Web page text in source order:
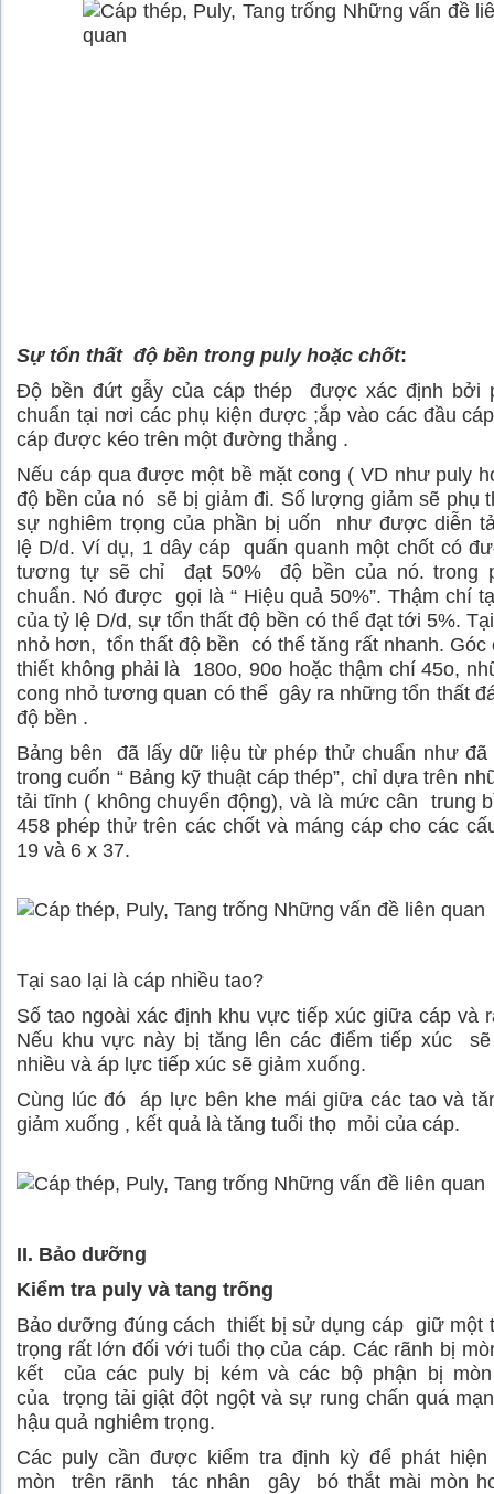
Sự tổn thất độ bền trong puly hoặc chốt:
Độ bền đứt gẫy của cáp thép được xác định bởi
chuẩn tại nơi các phụ kiện được ;ắp vào các đầu
cáp được kéo trên một đường thẳng .
Nếu cáp qua được một bề mặt cong ( VD như puly
độ bền của nó sẽ bị giảm đi. Số lượng giảm sẽ phụ
sự nghiêm trọng của phần bị uốn như được diễn
lệ D/d. Ví dụ, 1 dây cáp quấn quanh một chốt có
tương tự sẽ chỉ đạt 50% độ bền của nó. trong
chuẩn. Nó được gọi là “ Hiệu quả 50%”. Thậm chí
của tỷ lệ D/d, sự tổn thất độ bền có thể đạt tới 5%.
nhỏ hơn, tổn thất độ bền có thể tăng rất nhanh. Góc
thiết không phải là 180o, 90o hoặc thậm chí 45o,
cong nhỏ tương quan có thể gây ra những tổn thất
độ bền .
Bảng bên đã lấy dữ liệu từ phép thử chuẩn như đã
trong cuốn “ Bảng kỹ thuật cáp thép”, chỉ dựa trên
tải tĩnh ( không chuyển động), và là mức cân trung
458 phép thử trên các chốt và máng cáp cho các
19 và 6 x 37.
Tại sao lại là cáp nhiều tao?
Số tao ngoài xác định khu vực tiếp xúc giữa cáp và
Nếu khu vực này bị tăng lên các điểm tiếp xúc
nhiều và áp lực tiếp xúc sẽ giảm xuống.
Cùng lúc đó áp lực bên khe mái giữa các tao và
giảm xuống , kết quả là tăng tuổi thọ mỏi của cáp.
II. Bảo dưỡng
Kiểm tra puly và tang trống
Bảo dưỡng đúng cách thiết bị sử dụng cáp giữ một
trọng rất lớn đối với tuổi thọ của cáp. Các rãnh bị
kết của các puly bị kém và các bộ phận bị
của trọng tải giật đột ngột và sự rung chấn quá
hậu quả nghiêm trọng.
Các puly cần được kiểm tra định kỳ để phát
mòn trên rãnh tác nhân gây bó thắt mài mòn